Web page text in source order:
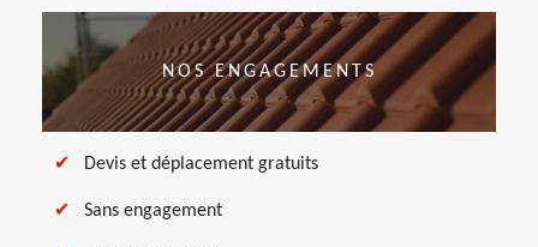
NOS ENGAGEMENTS
Devis et déplacement gratuits
Sans engagement